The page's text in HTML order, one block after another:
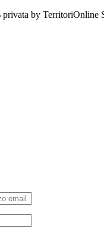
privata by TerritoriOnline